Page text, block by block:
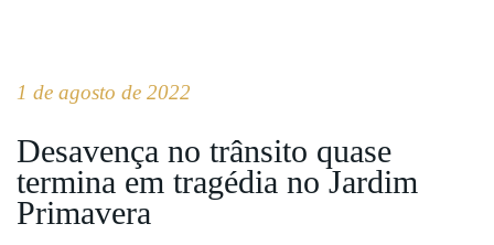
1 de agosto de 2022
Desavença no trânsito quase
termina em tragédia no Jardim
Primavera